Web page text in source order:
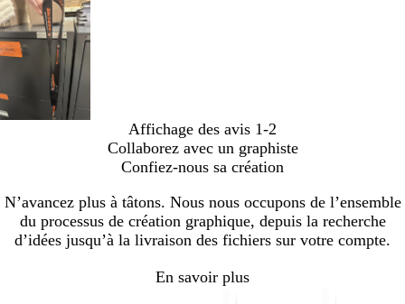
Affichage des avis 1-2
Collaborez avec un graphiste
Confiez-nous sa création
N’avancez plus à tâtons. Nous nous occupons de l’ensemble
du processus de création graphique, depuis la recherche
d’idées jusqu’à la livraison des fichiers sur votre compte.
En savoir plus